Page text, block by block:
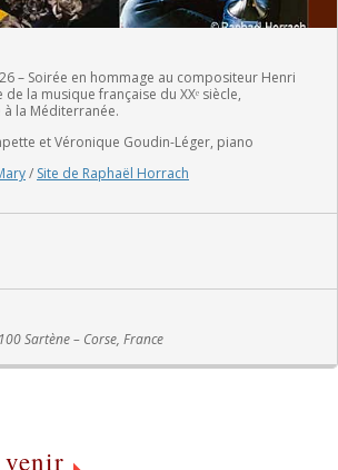
– Soirée en hommage au compositeur Henri
la musique française du XXᵉ siècle,
la Méditerranée.
et Véronique Goudin-Léger, piano
/ Site de Raphaël Horrach
Sartène – Corse, France
venir